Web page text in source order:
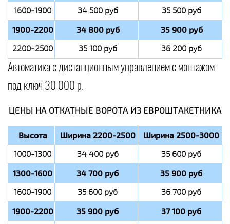
1600-1900 34 500 руб 35 500 руб
1900-2200 34 800 руб 35 900 руб
2200-2500 35 100 руб 36 200 руб
Автоматика с дистанционным управлением с монтажом
под ключ 30 000 р.
ЦЕНЫ НА ОТКАТНЫЕ ВОРОТА ИЗ ЕВРОШТАКЕТНИКА
Высота Ширина 2200-2500 Ширина 2500-3000
1000-1300 34 400 руб 35 600 руб
1300-1600 34 700 руб 35 900 руб
1600-1900 35 600 руб 36 700 руб
1900-2200 35 900 руб 37 100 руб